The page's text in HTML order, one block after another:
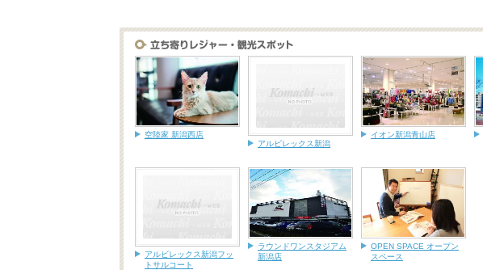
空陸家 新潟西店
アルビレックス新潟
イオン新潟青山店
アルビレックス新潟フッ
トサルコート
ラウンドワンスタジアム
新潟店
OPEN SPACE オープン
スペース